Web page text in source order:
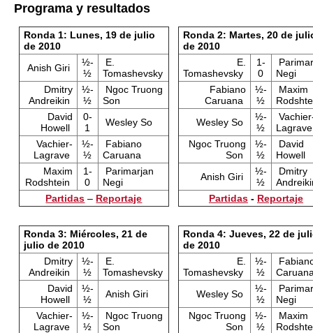
Programa y resultados
Ronda 1: Lunes, 19 de julio
de 2010
Anish Giri
½-
½
E.
Tomashevsky
Dmitry
Andreikin
½-
½
Ngoc Truong
Son
David
Howell
0-
1
Wesley So
Vachier-
Lagrave
½-
½
Fabiano
Caruana
Maxim
Rodshtein
1-
0
Parimarjan
Negi
Partidas – Reportaje
Ronda 2: Martes, 20 de
de 2010
E.
Tomashevsky
1-
0
Negi
Fabiano
Caruana
½-
½
Maxim
Wesley So
½-
½
Lagrave
Ngoc Truong
Son
½-
½
David
Howell
Anish Giri
½-
½
Dmitry
Partidas- Reportaje
Ronda 3: Miércoles, 21 de
julio de 2010
Dmitry
Andreikin
½-
½
E.
Tomashevsky
David
Howell
½-
½
Anish Giri
Vachier-
Lagrave
½-
½
Ngoc Truong
Son
Ronda 4: Jueves, 22 de
de 2010
E.
Tomashevsky
½-
½
Wesley So
½-
½
Negi
Ngoc Truong
Son
½-
½
Maxim